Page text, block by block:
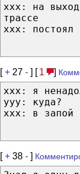
xxx: на
трассе
xxx: постоял
[+ 27 - ] [ 1 ]
ххх: я
ууу: куда?
ххх: в запой
[+ 38 - ]